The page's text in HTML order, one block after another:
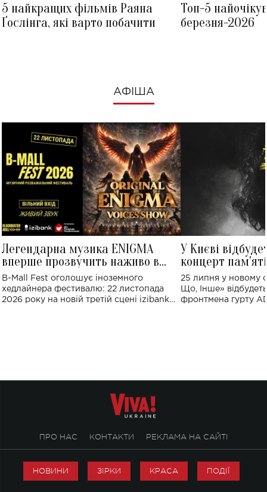
5 найкращих фільмів Раяна
Ґослінга, які варто побачити
Топ-5
березня-2026
АФІША
Легендарна музика ENIGMA
вперше прозвучить наживо в
Україні: де відбудеться концерт
B-Mall Fest оголошує іноземного
хедлайнера фестивалю: 22 листопада
2026 року на новій третій сцені izibank
У Києві
концерт
Клименка:
виконають
25 липня у новому
Що, Інше»
фронтмена гурту
ПРО НАС КОНТАКТИ РЕКЛАМА НА САЙТІ
НОВИНИ ЗІРКИ КРАСА ПОДІЇ